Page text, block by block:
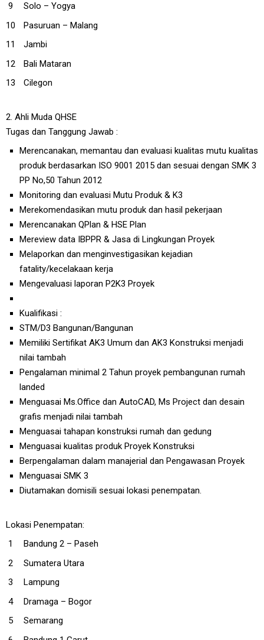
Solo – Yogya
Pasuruan – Malang
Jambi
Bali Mataran
Cilegon
2. Ahli Muda QHSE
Tugas dan Tanggung Jawab :
Merencanakan, memantau dan evaluasi kualitas mutu kualitas
produk berdasarkan ISO 9001 2015 dan sesuai dengan SMK 3
PP No,50 Tahun 2012
Monitoring dan evaluasi Mutu Produk & K3
Merekomendasikan mutu produk dan hasil pekerjaan
Merencanakan QPlan & HSE Plan
Mereview data IBPPR & Jasa di Lingkungan Proyek
Melaporkan dan menginvestigasikan kejadian
fatality/kecelakaan kerja
Mengevaluasi laporan P2K3 Proyek
Kualifikasi :
STM/D3 Bangunan/Bangunan
Memiliki Sertifikat AK3 Umum dan AK3 Konstruksi menjadi
nilai tambah
Pengalaman minimal 2 Tahun proyek pembangunan rumah
landed
Menguasai Ms.Office dan AutoCAD, Ms Project dan desain
grafis menjadi nilai tambah
Menguasai tahapan konstruksi rumah dan gedung
Menguasai kualitas produk Proyek Konstruksi
Berpengalaman dalam manajerial dan Pengawasan Proyek
Menguasai SMK 3
Diutamakan domisili sesuai lokasi penempatan.
Lokasi Penempatan:
Bandung 2 – Paseh
Sumatera Utara
Lampung
Dramaga – Bogor
Semarang